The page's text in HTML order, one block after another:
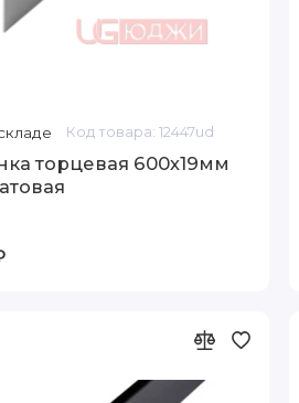
Код товара: 12447ud
торцевая 600х19мм